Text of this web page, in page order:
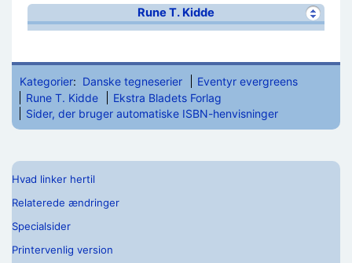
Rune T. Kidde
Kategorier: Danske tegneserier
Eventyr evergreens
Rune T. Kidde
Ekstra Bladets Forlag
Sider, der bruger automatiske ISBN-henvisninger
Hvad linker hertil
Relaterede ændringer
Specialsider
Printervenlig version